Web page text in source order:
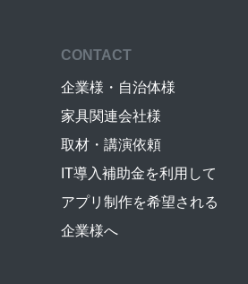
CONTACT
企業様・自治体様
家具関連会社様
取材・講演依頼
IT導入補助金を利用して
アプリ制作を希望される
企業様へ